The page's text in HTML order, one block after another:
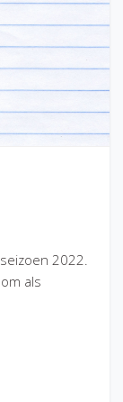
2022.
als